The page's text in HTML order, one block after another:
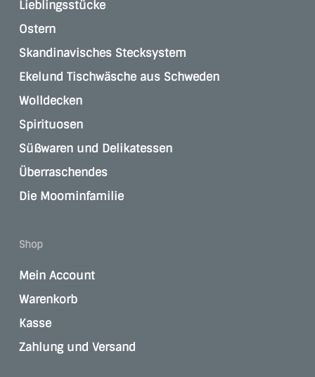
Lieblingsstücke
Ostern
Skandinavisches Stecksystem
Ekelund Tischwäsche aus Schweden
Wolldecken
Spirituosen
Süßwaren und Delikatessen
Überraschendes
Die Moominfamilie
Shop
Mein Account
Warenkorb
Kasse
Zahlung und Versand